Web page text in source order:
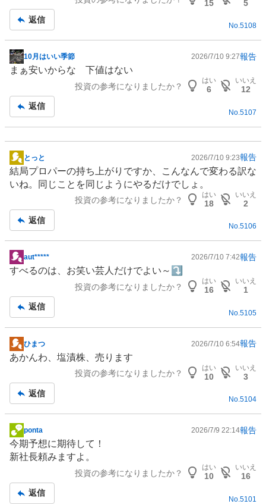
15
5
返信
No.5108
掲
示
事
10月はいい季節 2026/7/10 9:27報告
まぁ安いからな 下値はない
投資の参考になりましたか？
はい
6
いいえ
12
返信
No. 5107
掲
示
板
とっと 2026/7/10 9:23報告
結局プロパーの持ち上がりですか、こんなんで変わる訳な
いね。同じことを同じようにやるだけでしょ。
投資の参考になりましたか？
はい
18
いいえ
2
返信
No.5106
掲
示
事
aut***** 2026/7/10 7:42報告
すべるのは、お笑い芸人だけでよい～⤵️
投資の参考になりましたか？
はい
16
いいえ
1
返信
No. 5105
掲
示
事
ひまつ 2026/7/10 6:54報告
あかんわ、塩漬株、売ります
投資の参考になりましたか？
はい
10
いいえ
3
返信
No.5104
掲
示
板
ponta 2026/7/9 22:14報告
今期予想に期待して！
新社長頼みますよ。
投資の参考になりましたか？
はい
10
いいえ
16
返信
No. 5101